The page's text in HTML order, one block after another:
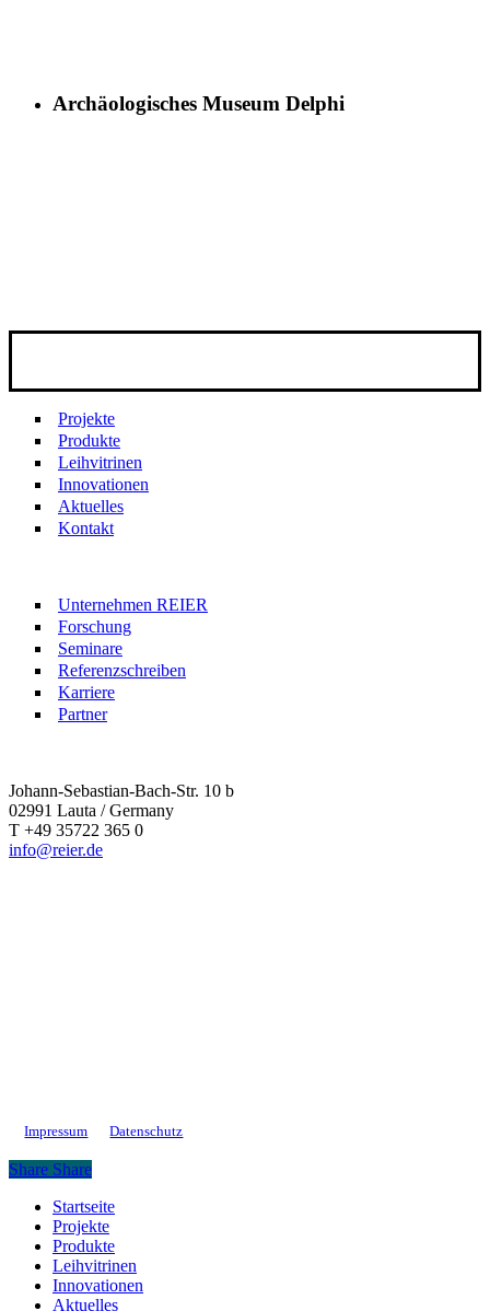
Archäologisches Museum Delphi
Projekte
Produkte
Leihvitrinen
Innovationen
Aktuelles
Kontakt
Unternehmen REIER
Forschung
Seminare
Referenzschreiben
Karriere
Partner
Johann-Sebastian-Bach-Str. 10 b
02991 Lauta / Germany
T +49 35722 365 0
info@reier.de
Impressum Datenschutz
Share Share
Close
Menu
Startseite
Projekte
Produkte
Leihvitrinen
Innovationen
Aktuelles